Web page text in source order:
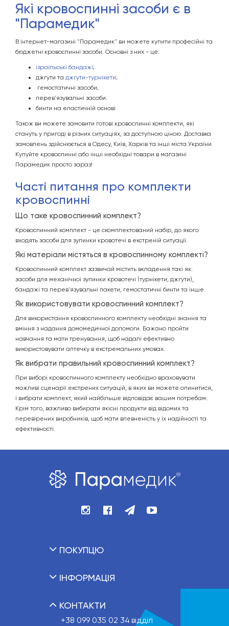
Які кровоспинні засоби є в
"Парамедик"
В інтернет-магазині "Парамедик" ви можете купити професійні та
бюджетні кровоспинні засоби. Основні з них - це:
ізраїльські бандажі;
джгути та джгути-турнікети;
гемостатичні засоби;
перев'язувальні засоби.
бинти на еластичній основі
Також ви можете замовити готові кровоспинні комплекти, які
стануть у пригоді в різних ситуаціях, за доступною ціною. Доставка
замовлень здійснюється в Одесу, Київ, Харків та інші міста України.
Купуйте кровоспинні або інші необхідні товари в магазині
Парамедик просто зараз!
часті питання про комплекти
кровоспинні
Що таке кровоспинний комплект?
Кровоспинний комплект - це скомплектований набір, до якого
входять засоби для зупинки кровотечі в екстреній ситуації.
Які матеріали містяться в кровоспинному комплекті?
Кровоспинний комплект зазвичай містить вкладення такі як:
засоби для механічної зупинки кровотечі (турнікети, джгути),
бандажі та перев'язувальні пакети, гемостатичні бинти та інше.
Як використовувати кровоспинний комплект?
Для використання кровоспинного комплекту необхідні знання та
вміння з надання домомедичної допомоги. Бажано пройти
навчання та мати тренування, щоб надалі ефективно
використовувати аптечку в екстремальних умовах.
Як вибрати правильний кровоспинний комплект?
При виборі кровоспинного комплекту необхідно враховувати
можливі сценарії екстрених ситуацій, в яких ви можете опинитися,
і вибрати комплект, який найбільше відповідає вашим потребам.
Крім того, важливо вибирати якісні продукти від відомих та
перевірених виробників, щоб мати впевненість у їх надійності та
ефективності.
ПОКУПЦЮ
ІНФОРМАЦІЯ
КОНТАКТИ
+38 099 035 02 34 відділ